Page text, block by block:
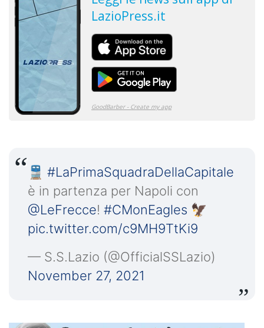
🚆 #LaPrimaSquadraDellaCapitale
è in partenza per Napoli con
@LeFrecce! #CMonEagles 🦅
pic.twitter.com/c9MH9TtKi9
— S.S.Lazio (@OfficialSSLazio)
November 27, 2021